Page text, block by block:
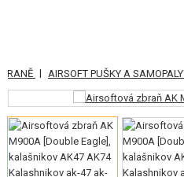
KATEGORIE
VZDUCHOVÉ ZBRANĚ, PRAKY
| AIRSOFT PUŠKY A SAMOPALY